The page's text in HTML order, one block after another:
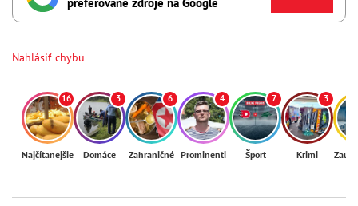
preferované zdroje na Google
Nahlásiť chybu
16
Najčítanejšie
3
Domáce
6
Zahraničné
4
Prominenti
7
Šport
3
Krimi